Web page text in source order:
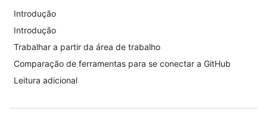
Introdução
Introdução
Trabalhar a partir da área de trabalho
Comparação de ferramentas para se conectar a GitHub
Leitura adicional